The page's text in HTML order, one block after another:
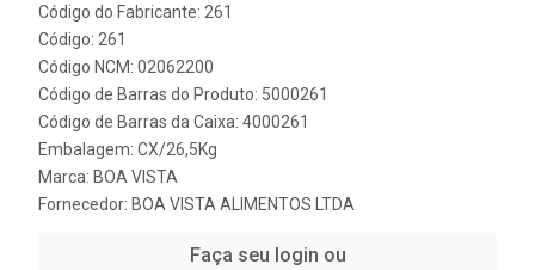
Código do Fabricante: 261
Código: 261
Código NCM: 02062200
Código de Barras do Produto: 5000261
Código de Barras da Caixa: 4000261
Embalagem: CX/26,5Kg
Marca: BOA VISTA
Fornecedor: BOA VISTA ALIMENTOS LTDA
Faça seu login ou